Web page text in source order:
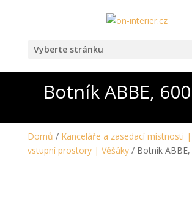
Vyberte stránku
Botník ABBE,
Domů / Kanceláře a zasedací místnosti
vstupní prostory | Věšáky/ Botník ABBE,